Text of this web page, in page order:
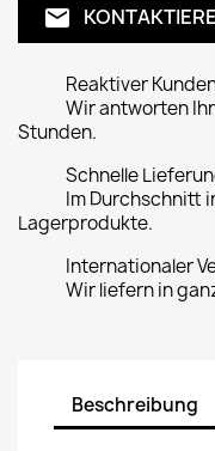
email
Reaktiver
Wir antworten
Stunden.
Schnelle
Im Durchschnitt
Lagerprodukte.
Internationaler
Wir liefern in
Beschreibung